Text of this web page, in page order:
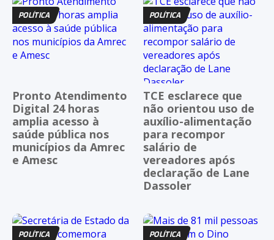
POLÍTICA
Pronto Atendimento
Digital 24 horas
amplia acesso à
saúde pública nos
municípios da Amrec
e Amesc
POLÍTICA
TCE esclarece que
não orientou uso de
auxílio-alimentação
para recompor
salário de
vereadores após
declaração de Lane
Dassoler
POLÍTICA POLÍTICA